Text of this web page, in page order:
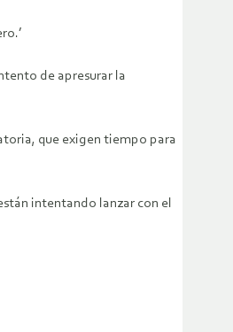
de apresurar la
que exigen tiempo para
intentando lanzar con el